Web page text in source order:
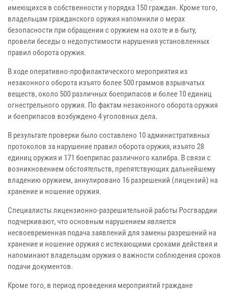
имеющихся в собственности у порядка 150 граждан. Кроме того,
владельцам гражданского оружия напомнили о мерах
безопасности при обращении с оружием на охоте и в быту,
провели беседы о недопустимости нарушения установленных
правил оборота оружия.
В ходе оперативно-профилактического мероприятия из
незаконного оборота изъято более 500 граммов взрывчатых
веществ, около 500 различных боеприпасов и более 10 единиц
огнестрельного оружия. По фактам незаконного оборота оружия
и боеприпасов возбуждено 4 уголовных дела.
В результате проверки было составлено 10 административных
протоколов за нарушение правил оборота оружия, изъято 28
единиц оружия и 171 боеприпас различного калибра. В связи с
возникновением обстоятельств, препятствующих дальнейшему
владению оружием, аннулировано 16 разрешений (лицензий) на
хранение и ношение оружия.
Специалисты лицензионно-разрешительной работы Росгвардии
подчеркивают, что основным нарушением является
несвоевременная подача заявлений для замены разрешений на
хранение и ношение оружия с истекающими сроками действия и
напоминают владельцам оружия о важности соблюдения сроков
подачи документов.
Кроме того, в период проведения мероприятий граждане